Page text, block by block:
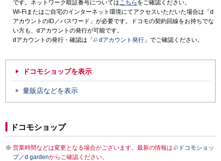
です。ネットワーク暗証番号についてはこちら をご確認ください。
Wi-Fiまたはご自宅のインターネット環境にてアクセスいただいた場合は「d
アカウントのID／パスワード」が必要です。ドコモの契約回線をお持ちでな
い方も、dアカウントの発行が可能です。
dアカウントの発行・確認は「
dアカウント発行 」でご確認ください。
ドコモショップを表示
量販店などを表示
ドコモショップ
営業時間などは変更となる場合がございます。最新の情報は
ドコモショッ
プ／d gardenからご確認ください。